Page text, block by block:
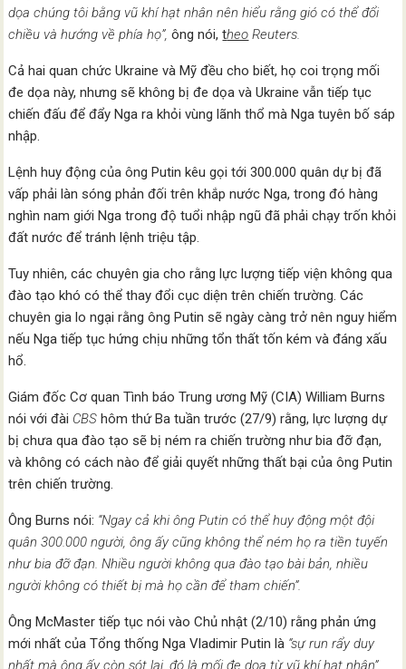
dọa chúng tôi bằng vũ khí hạt nhân nên hiểu rằng gió có thể đổi
chiều và hướng về phía họ”, ông nói,theo Reuters.
Cả hai quan chức Ukraine và Mỹ đều cho biết, họ coi trọng mối
đe dọa này, nhưng sẽ không bị đe dọa và Ukraine vẫn tiếp tục
chiến đấu để đẩy Nga ra khỏi vùng lãnh thổ mà Nga tuyên bố sáp
nhập.
Lệnh huy động của ông Putin kêu gọi tới 300.000 quân dự bị đã
vấp phải làn sóng phản đối trên khắp nước Nga, trong đó hàng
nghìn nam giới Nga trong độ tuổi nhập ngũ đã phải chạy trốn khỏi
đất nước để tránh lệnh triệu tập.
Tuy nhiên, các chuyên gia cho rằng lực lượng tiếp viện không qua
đào tạo khó có thể thay đổi cục diện trên chiến trường. Các
chuyên gia lo ngại rằng ông Putin sẽ ngày càng trở nên nguy hiểm
nếu Nga tiếp tục hứng chịu những tổn thất tốn kém và đáng xấu
hổ.
Giám đốc Cơ quan Tình báo Trung ương Mỹ (CIA) William Burns
nói với đài CBS hôm thứ Ba tuần trước (27/9) rằng, lực lượng dự
bị chưa qua đào tạo sẽ bị ném ra chiến trường như bia đỡ đạn,
và không có cách nào để giải quyết những thất bại của ông Putin
trên chiến trường.
Ông Burns nói: “Ngay cả khi ông Putin có thể huy động một đội
quân 300.000 người, ông ấy cũng không thể ném họ ra tiền tuyến
như bia đỡ đạn. Nhiều người không qua đào tạo bài bản, nhiều
người không có thiết bị mà họ cần để tham chiến”.
Ông McMaster tiếp tục nói vào Chủ nhật (2/10) rằng phản ứng
mới nhất của Tổng thống Nga Vladimir Putin là “sự run rẩy duy
nhất mà ông ấy còn sót lại, đó là mối đe dọa từ vũ khí hạt nhân”.